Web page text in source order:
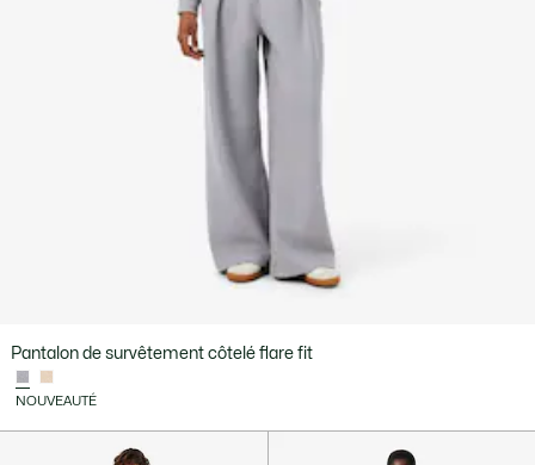
Pantalon de survêtement côtelé flare fit
NOUVEAUTÉ